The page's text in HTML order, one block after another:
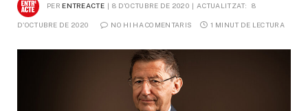
PER ENTREACTE 8 D'OCTUBRE DE 2020 ACTUALITZAT: 8
D'OCTUBRE DE 2020 NO HI HA COMENTARIS 1 MINUT DE LECTURA